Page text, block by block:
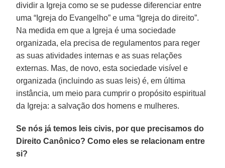
dividir a Igreja como se se pudesse diferenciar entre
uma “Igreja do Evangelho” e uma “Igreja do direito”.
Na medida em que a Igreja é uma sociedade
organizada, ela precisa de regulamentos para reger
as suas atividades internas e as suas relações
externas. Mas, de novo, esta sociedade visível e
organizada (incluindo as suas leis) é, em última
instância, um meio para cumprir o propósito espiritual
da Igreja: a salvação dos homens e mulheres.
Se nós já temos leis civis, por que precisamos do
Direito Canônico? Como eles se relacionam entre
si?